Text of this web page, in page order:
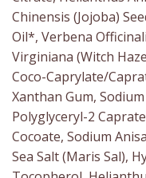
Chinensis (Jojoba)
Oil*, Verbena
Virginiana (Witch
Coco-Caprylate/
Xanthan Gum,
Polyglyceryl-2
Cocoate, Sodium
Sea Salt (Maris Sal),